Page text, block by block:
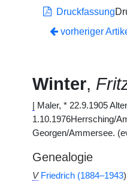
Druckfassung
vorheriger
Winter,
Maler, * 22.9.1905
1.10.1976Herrsching/
Georgen/Ammersee.
Genealogie
V Friedrich (1884–1943